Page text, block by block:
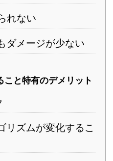
れない
ダメージが少ない
こと特有のデメリット
リズムが変化するこ